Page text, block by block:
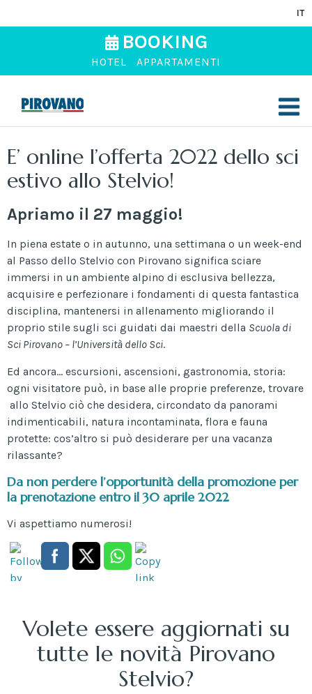
IT
BOOKING
HOTEL APPARTAMENTI
E’ online l’offerta 2022 dello sci
estivo allo Stelvio!
Apriamo il 27 maggio!
In piena estate o in autunno, una settimana o un week-end
al Passo dello Stelvio con Pirovano significa sciare
immersi in un ambiente alpino di esclusiva bellezza,
acquisire e perfezionare i fondamenti di questa fantastica
disciplina, mantenersi in allenamento migliorando il
proprio stile sugli sci guidati dai maestri della Scuola di
Sci Pirovano – l’Università dello Sci.
Ed ancora… escursioni, ascensioni, gastronomia, storia:
ogni visitatore può, in base alle proprie preferenze, trovare
allo Stelvio ciò che desidera, circondato da panorami
indimenticabili, natura incontaminata, flora e fauna
protette: cos’altro si può desiderare per una vacanza
rilassante?
Da non perdere l’opportunità della promozione per
la prenotazione entro il 30 aprile 2022
Vi aspettiamo numerosi!
Volete essere aggiornati su
tutte le novità Pirovano
Stelvio?